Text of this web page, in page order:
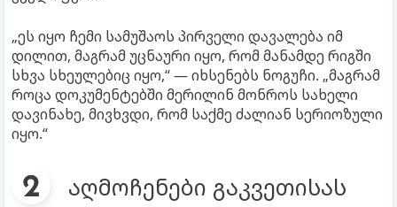
„ეს იყო ჩემი სამუშაოს პირველი დავალება იმ
დილით, მაგრამ უცნაური იყო, რომ მანამდე რიგში
სხვა სხეულებიც იყო,“ — იხსენებს ნოგუჩი. „მაგრამ
როცა დოკუმენტებში მერილინ მონროს სახელი
დავინახე, მივხვდი, რომ საქმე ძალიან სერიოზული
იყო.“
აღმოჩენები გაკვეთისას